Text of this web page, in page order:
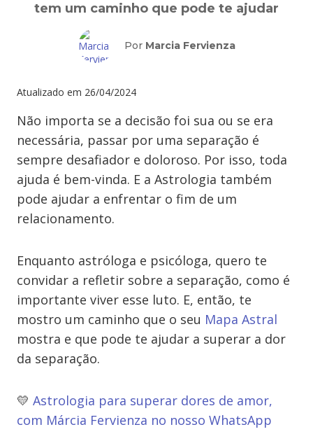
tem um caminho que pode te ajudar
Por Marcia Fervienza
Atualizado em 26/04/2024
Não importa se a decisão foi sua ou se era
necessária, passar por uma separação é
sempre desafiador e doloroso. Por isso, toda
ajuda é bem-vinda. E a Astrologia também
pode ajudar a enfrentar o fim de um
relacionamento.
Enquanto astróloga e psicóloga, quero te
convidar a refletir sobre a separação, como é
importante viver esse luto. E, então, te
mostro um caminho que o seu Mapa Astral
mostra e que pode te ajudar a superar a dor
da separação.
💛 Astrologia para superar dores de amor,
com Márcia Fervienza no nosso WhatsApp